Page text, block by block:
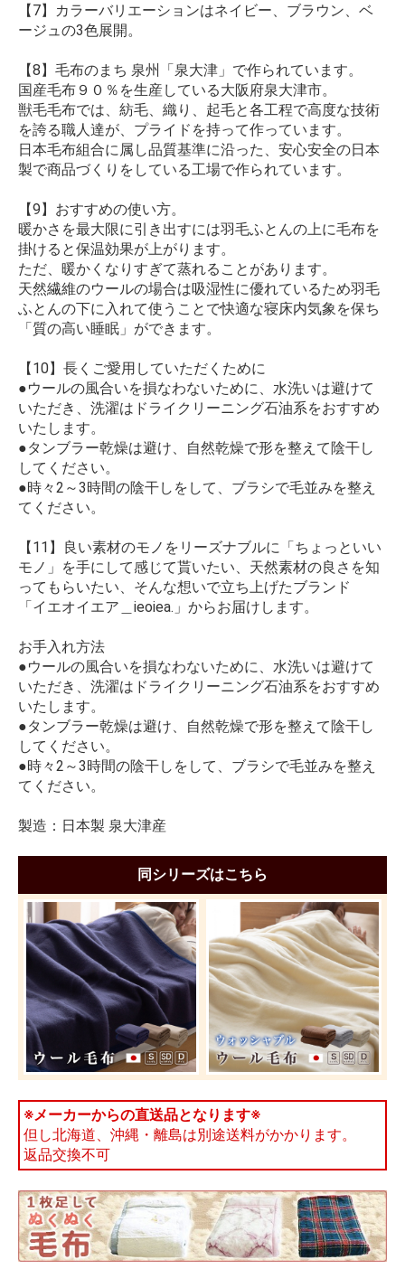
【7】カラーバリエーションはネイビー、ブラウン、ベ
ージュの3色展開。
【8】毛布のまち 泉州「泉大津」で作られています。
国産毛布９０％を生産している大阪府泉大津市。
獣毛毛布では、紡毛、織り、起毛と各工程で高度な技術
を誇る職人達が、プライドを持って作っています。
日本毛布組合に属し品質基準に沿った、安心安全の日本
製で商品づくりをしている工場で作られています。
【9】おすすめの使い方。
暖かさを最大限に引き出すには羽毛ふとんの上に毛布を
掛けると保温効果が上がります。
ただ、暖かくなりすぎて蒸れることがあります。
天然繊維のウールの場合は吸湿性に優れているため羽毛
ふとんの下に入れて使うことで快適な寝床内気象を保ち
「質の高い睡眠」ができます。
【10】長くご愛用していただくために
●ウールの風合いを損なわないために、水洗いは避けて
いただき、洗濯はドライクリーニング石油系をおすすめ
いたします。
●タンブラー乾燥は避け、自然乾燥で形を整えて陰干し
してください。
●時々2～3時間の陰干しをして、ブラシで毛並みを整え
てください。
【11】良い素材のモノをリーズナブルに「ちょっといい
モノ」を手にして感じて貰いたい、天然素材の良さを知
ってもらいたい、そんな想いで立ち上げたブランド
「イエオイエア＿ieoiea.」からお届けします。
お手入れ方法
●ウールの風合いを損なわないために、水洗いは避けて
いただき、洗濯はドライクリーニング石油系をおすすめ
いたします。
●タンブラー乾燥は避け、自然乾燥で形を整えて陰干し
してください。
●時々2～3時間の陰干しをして、ブラシで毛並みを整え
てください。
製造：日本製 泉大津産
同シリーズはこちら
※メーカーからの直送品となります※
但し北海道、沖縄・離島は別途送料がかかります。
返品交換不可